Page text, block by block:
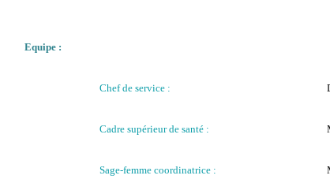
Equipe :
Chef de service :
Cadre supérieur de santé :
Sage-femme coordinatrice :